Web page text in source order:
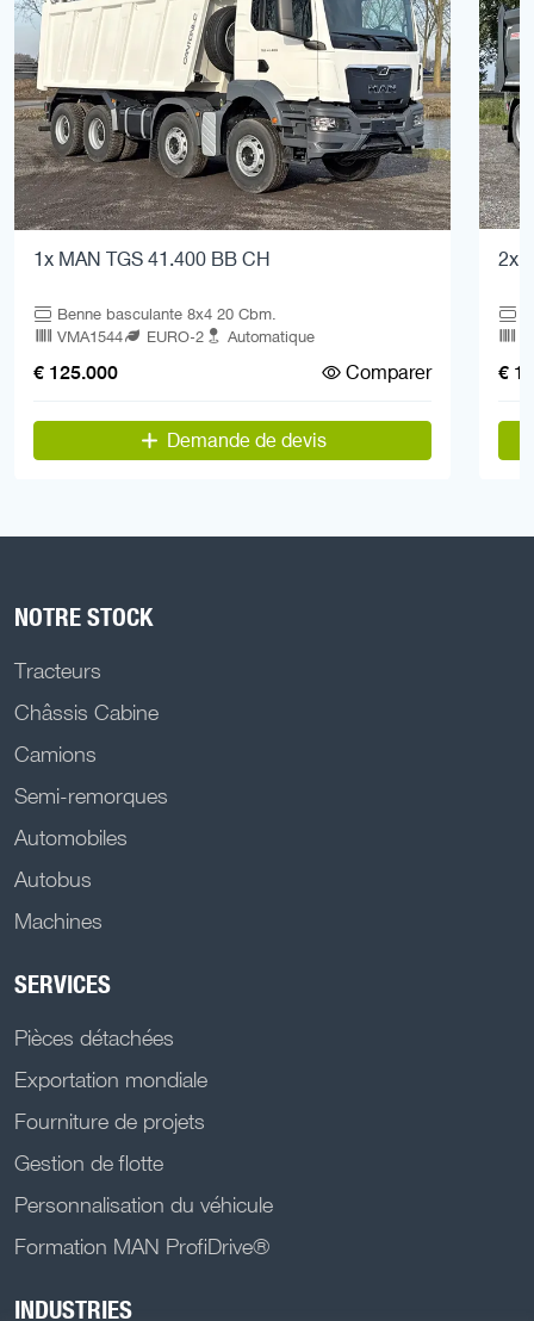
1x MAN TGS 41.400 BB CH
Benne basculante 8x4 20 Cbm.
VMA1544
EURO-2 Automatique
€ 125.000 Comparer
Demande de devis
2x
€
NOTRE STOCK
Tracteurs
Châssis Cabine
Camions
Semi-remorques
Automobiles
Autobus
Machines
SERVICES
Pièces détachées
Exportation mondiale
Fourniture de projets
Gestion de flotte
Personnalisation du véhicule
Formation MAN ProfiDrive®
INDUSTRIES